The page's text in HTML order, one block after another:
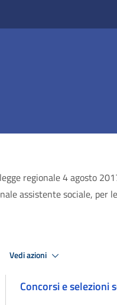
regionale 4 agosto
assistente sociale, per
Vedi azioni
Concorsi e selezioni